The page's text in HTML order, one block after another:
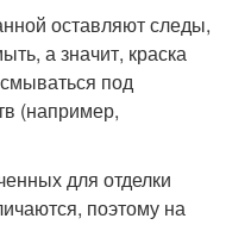
оставляют следы,
а значит, краска
под
(например,
для отделки
поэтому на